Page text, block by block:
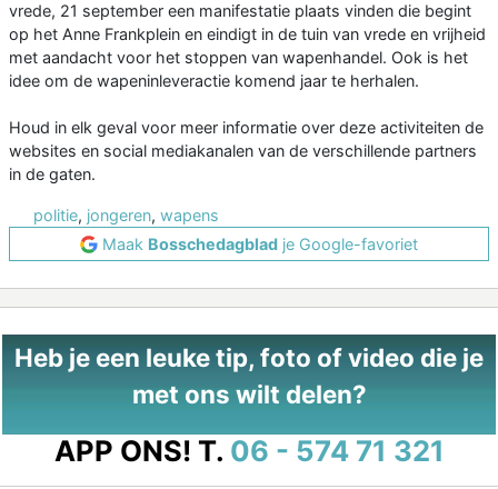
vrede, 21 september een manifestatie plaats vinden die begint
op het Anne Frankplein en eindigt in de tuin van vrede en vrijheid
met aandacht voor het stoppen van wapenhandel. Ook is het
idee om de wapeninleveractie komend jaar te herhalen.
Houd in elk geval voor meer informatie over deze activiteiten de
websites en social mediakanalen van de verschillende partners
in de gaten.
politie, jongeren, wapens
Maak Bosschedagblad je Google-favoriet
Heb je een leuke tip, foto of video die je
met ons wilt delen?
APP ONS! T. 06 - 574 71 321